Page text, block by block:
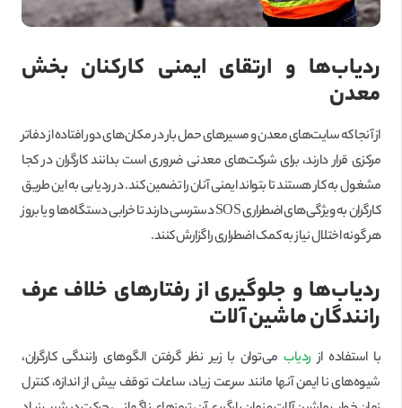
ردیاب‌ها و ارتقای ایمنی کارکنان بخش
معدن
از آنجا که سایت‌های معدن و مسیرهای حمل بار در مکان‌های دور افتاده از دفاتر
مرکزی قرار دارند، برای شرکت‌های معدنی ضروری است بدانند کارگران در کجا
مشغول به کار هستند تا بتواند ایمنی آنان را تضمین کند. در ردیابی به این طریق
کارگران به ویژگی‌های اضطراری SOS دسترسی دارند تا خرابی دستگاه‌ها و یا بروز
هر گونه اختلال نیاز به کمک اضطراری را گزارش کنند.
ردیاب‌ها و جلوگیری از رفتارهای خلاف عرف
رانندگان ماشین آلات
با استفاده از ردیابمی‌توان با زیر نظر گرفتن الگوهای رانندگی کارگران،
شیوه‌های نا ایمن آنها مانند سرعت زیاد، ساعات توقف بیش از اندازه، کنترل